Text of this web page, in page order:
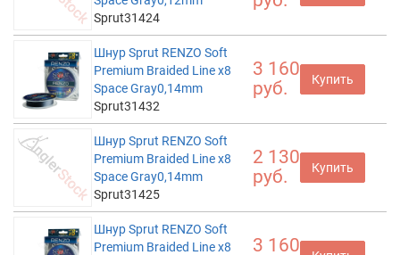
Sprut31424
Шнур Sprut RENZO Soft
Premium Braided Line x8
Space Gray0,14mm
Sprut31432
3 160
руб.
Купить
Шнур Sprut RENZO Soft
Premium Braided Line x8
Space Gray0,14mm
Sprut31425
2 130
руб.
Купить
Шнур Sprut RENZO Soft
Premium Braided Line x8
3 160